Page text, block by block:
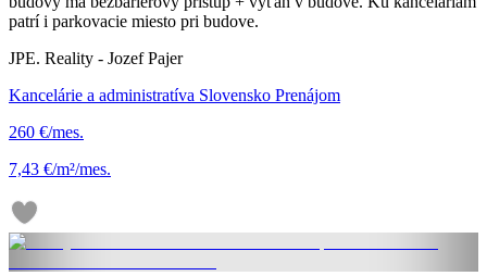
patrí i parkovacie miesto pri budove.
JPE. Reality - Jozef Pajer
Kancelárie a administratíva Slovensko Prenájom
260 €/mes.
7,43 €/m²/mes.